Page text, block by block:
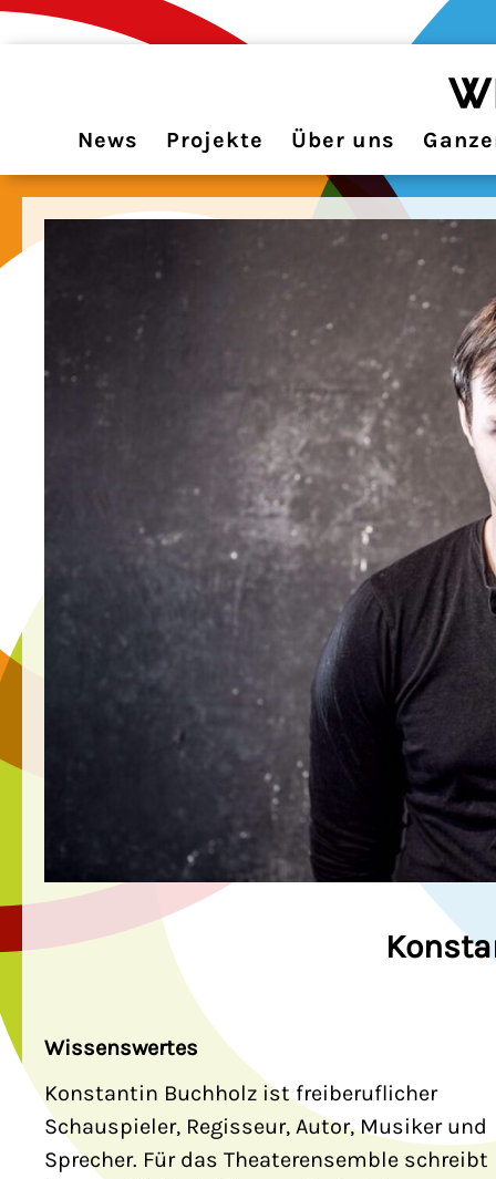
News Projekte Über uns
Wissenswertes
Konstantin Buchholz ist freiberuflicher
Schauspieler, Regisseur, Autor, Musiker und
Sprecher. Für das Theaterensemble schreibt